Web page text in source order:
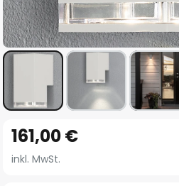
Anfang
der
161,00 €
inkl. MwSt.